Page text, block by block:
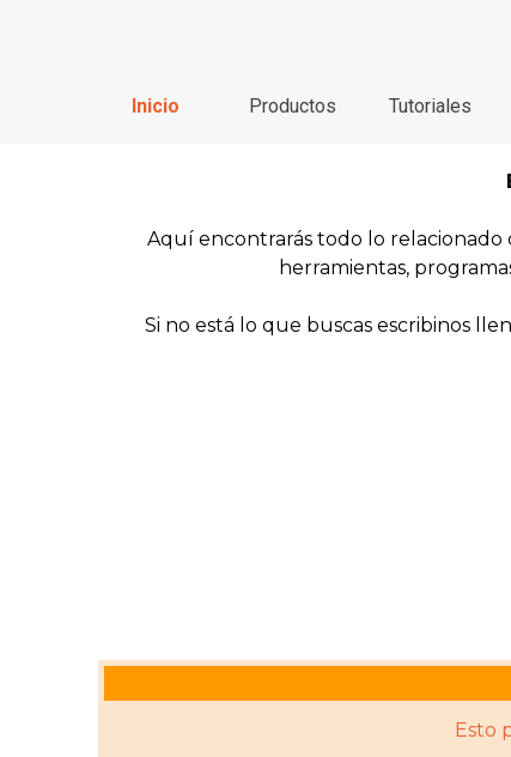
Inicio
Productos Tutoriales
Aquí encontrarás todo lo relacionado
herramientas,
Si no está lo que buscas escribinos
Esto